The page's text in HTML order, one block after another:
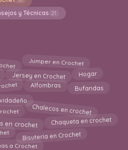
y Técnicas 21
Jumper en Crochet
Jersey en Crochet Hogar
Alfombras Bufandas
Chalecos en crochet
en crochet Chaqueta en crochet
Bisutería en Crochet
a Crochet